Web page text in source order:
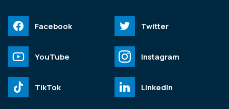
Facebook Twitter
YouTube Instagram
TikTok LinkedIn